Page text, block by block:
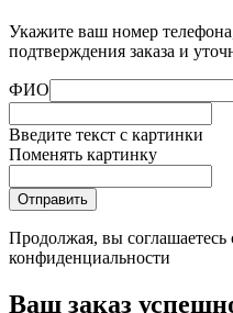
Укажите ваш номер
подтверждения заказа и
ФИО
Введите текст с картинки
Поменять картинку
Отправить
Продолжая, вы соглашаетесь
конфиденциальности
Ваш заказ